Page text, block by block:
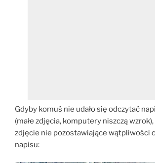
Gdyby komuś nie udało się odczytać
(małe zdjęcia, komputery niszczą
zdjęcie nie pozostawiające wątpliwości
napisu: